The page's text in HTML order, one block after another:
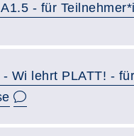
- für
Wi lehrt PLATT! -